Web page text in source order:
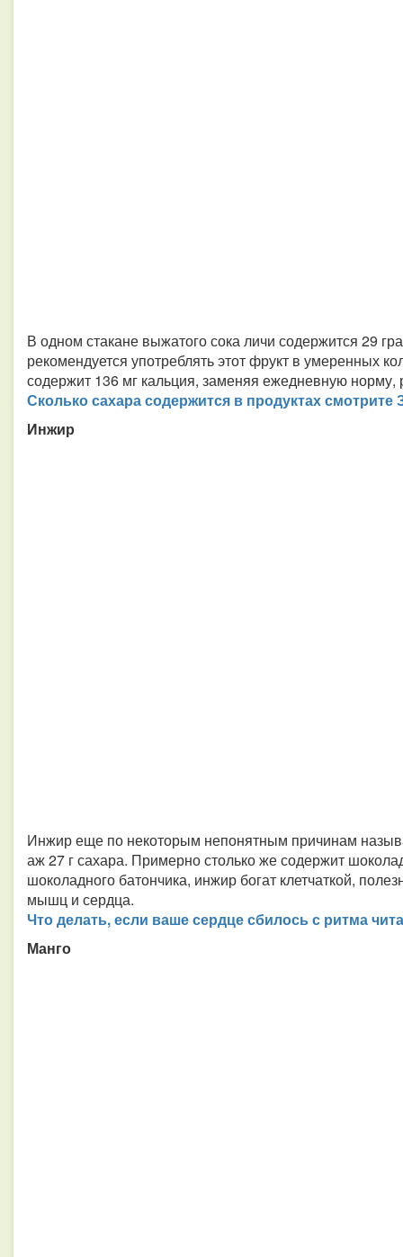
В одном стакане выжатого сока личи содержится 29
рекомендуется употреблять этот фрукт в умеренных
содержит 136 мг кальция, заменяя ежедневную норму,
Сколько сахара содержится в продуктах
Инжир
Инжир еще по некоторым непонятным причинам
аж 27 г сахара. Примерно столько же содержит
шоколадного батончика, инжир богат клетчаткой,
мышц и сердца.
Что делать, если ваше сердце сбилось с ритма
Манго